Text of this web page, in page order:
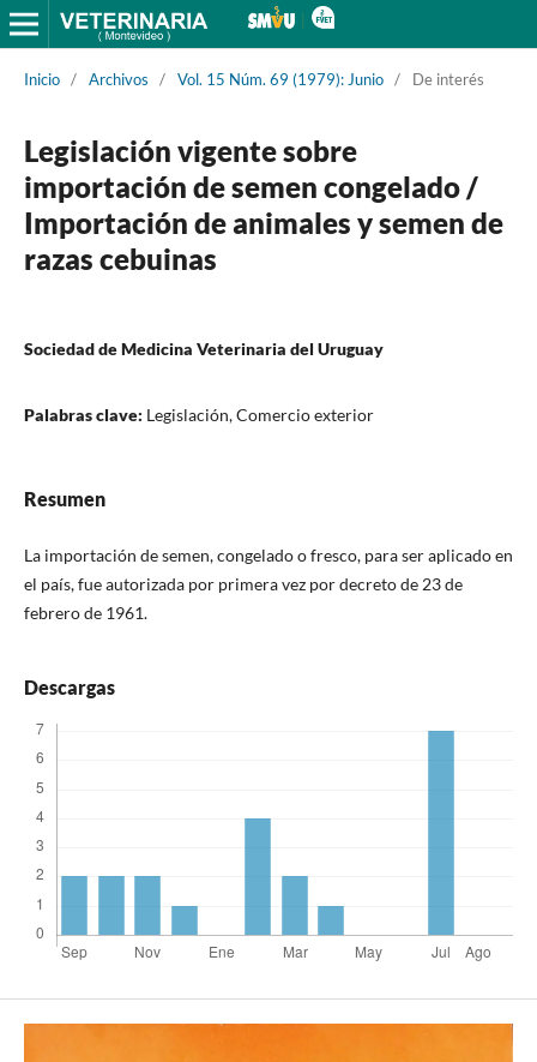
Inicio / Archivos / Vol. 15 Núm. 69 (1979): Junio / De interés
Legislación vigente sobre
importación de semen congelado /
Importación de animales y semen de
razas cebuinas
Sociedad de Medicina Veterinaria del Uruguay
Palabras clave: Legislación, Comercio exterior
Resumen
La importación de semen, congelado o fresco, para ser aplicado en
el país, fue autorizada por primera vez por decreto de 23 de
febrero de 1961.
Descargas